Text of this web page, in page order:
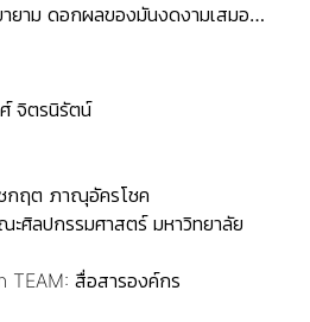
ยาม ดอกผลของมันงดงามเสมอ…
จิตรนิรัตน์
กฤต ภาณุอัครโชค
ศิลปกรรมศาสตร์ มหาวิทยาลัย
สื่อสารองค์กร